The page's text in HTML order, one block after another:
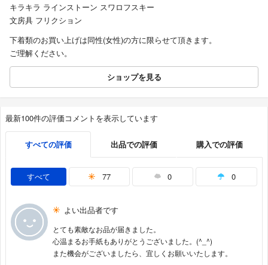
キラキラ ラインストーン スワロフスキー
文房具 フリクション
下着類のお買い上げは同性(女性)の方に限らせて頂きます。
ご理解ください。
ショップを見る
最新100件の評価コメントを表示しています
すべての評価 出品での評価 購入での評価
すべて 77 0 0
よい出品者です
とても素敵なお品が届きました。
心温まるお手紙もありがとうございました。(^_^)
また機会がございましたら、宜しくお願いいたします。